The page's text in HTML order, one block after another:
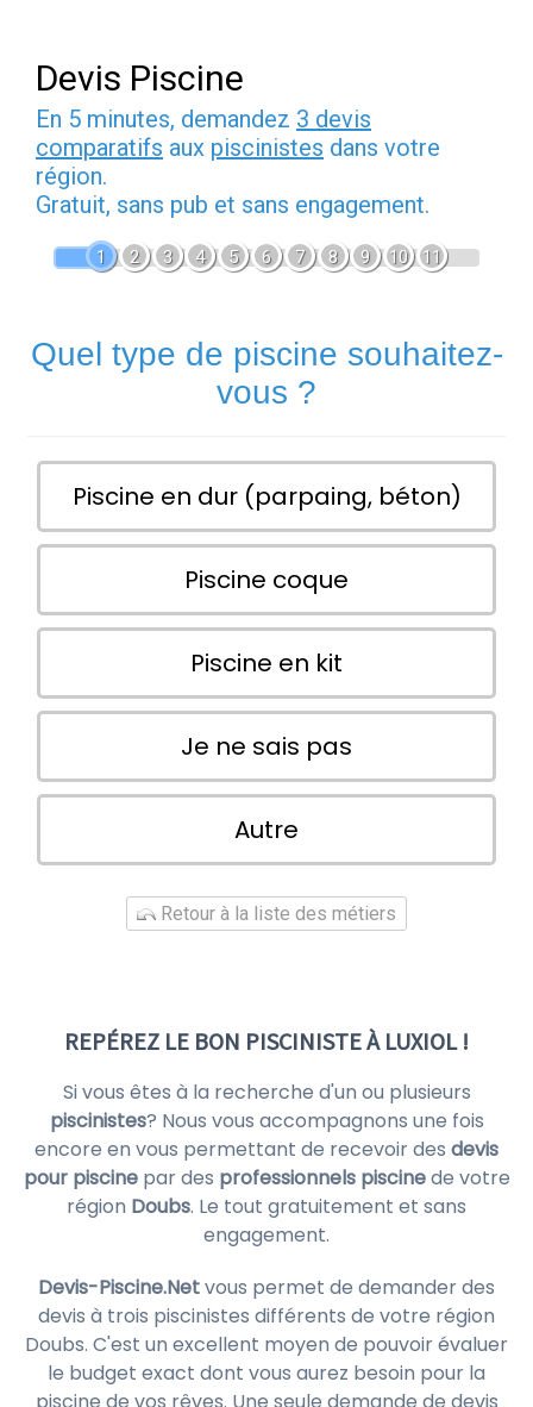
Devis Piscine
En 5 minutes, demandez 3 devis
comparatifs aux piscinistes dans votre
région.
Gratuit, sans pub et sans engagement.
1 2 3 4 5 6 7 8 9 10 11
Quel type de piscine souhaitez-
vous ?
Piscine en dur (parpaing, béton)
Piscine coque
Piscine en kit
Je ne sais pas
Autre
Retour à la liste des métiers
REPÉREZ LE BON PISCINISTE À LUXIOL !
Si vous êtes à la recherche d'un ou plusieurs
piscinistes? Nous vous accompagnons une fois
encore en vous permettant de recevoir des devis
pour piscinepar des professionnels piscinede votre
région Doubs. Le tout gratuitement et sans
engagement.
Devis-Piscine.Netvous permet de demander des
devis à trois piscinistes différents de votre région
Doubs. C'est un excellent moyen de pouvoir évaluer
le budget exact dont vous aurez besoin pour la